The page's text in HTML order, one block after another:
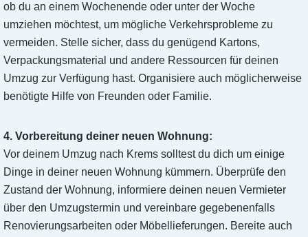
ob du an einem Wochenende oder unter der Woche
umziehen möchtest, um mögliche Verkehrsprobleme zu
vermeiden. Stelle sicher, dass du genügend Kartons,
Verpackungsmaterial und andere Ressourcen für deinen
Umzug zur Verfügung hast. Organisiere auch möglicherweise
benötigte Hilfe von Freunden oder Familie.
4. Vorbereitung deiner neuen Wohnung:
Vor deinem Umzug nach Krems solltest du dich um einige
Dinge in deiner neuen Wohnung kümmern. Überprüfe den
Zustand der Wohnung, informiere deinen neuen Vermieter
über den Umzugstermin und vereinbare gegebenenfalls
Renovierungsarbeiten oder Möbellieferungen. Bereite auch